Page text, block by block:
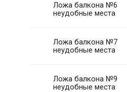
Ложа балкона №6
неудобные места
Ложа балкона №7
неудобные места
Ложа балкона №9
неудобные места